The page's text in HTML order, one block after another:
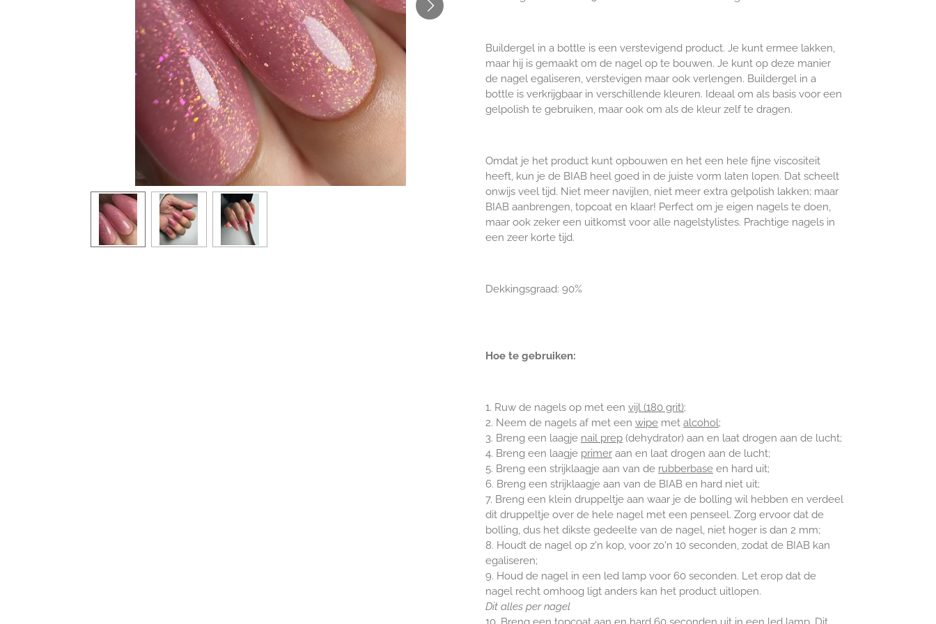
Buildergel in a bottle is een verstevigend product. Je kunt ermee lakken,
maar hij is gemaakt om de nagel op te bouwen. Je kunt op deze manier
de nagel egaliseren, verstevigen maar ook verlengen. Buildergel in a
bottle is verkrijgbaar in verschillende kleuren. Ideaal om als basis voor een
gelpolish te gebruiken, maar ook om als de kleur zelf te dragen.
Omdat je het product kunt opbouwen en het een hele fijne viscositeit
heeft, kun je de BIAB heel goed in de juiste vorm laten lopen. Dat scheelt
onwijs veel tijd. Niet meer navijlen, niet meer extra gelpolish lakken; maar
BIAB aanbrengen, topcoat en klaar! Perfect om je eigen nagels te doen,
maar ook zeker een uitkomst voor alle nagelstylistes. Prachtige nagels in
een zeer korte tijd.
Dekkingsgraad: 90%
Hoe te gebruiken:
1. Ruw de nagels op met een vijl (180 grit);
2. Neem de nagels af met een wipe met alcohol;
3. Breng een laagje nail prep (dehydrator) aan en laat drogen aan de lucht;
4. Breng een laagje primer aan en laat drogen aan de lucht;
5. Breng een strijklaagje aan van de rubberbase en hard uit;
6. Breng een strijklaagje aan van de BIAB en hard niet uit;
7. Breng een klein druppeltje aan waar je de bolling wil hebben en verdeel
dit druppeltje over de hele nagel met een penseel. Zorg ervoor dat de
bolling, dus het dikste gedeelte van de nagel, niet hoger is dan 2 mm;
8. Houdt de nagel op z'n kop, voor zo'n 10 seconden, zodat de BIAB kan
egaliseren;
9. Houd de nagel in een led lamp voor 60 seconden. Let erop dat de
nagel recht omhoog ligt anders kan het product uitlopen.
Dit alles per nagel